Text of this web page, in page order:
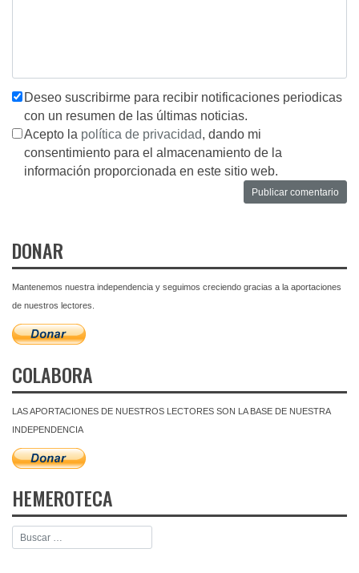
Deseo suscribirme para recibir notificaciones periodicas
con un resumen de las últimas noticias.
Acepto la política de privacidad, dando mi
consentimiento para el almacenamiento de la
información proporcionada en este sitio web.
DONAR
Mantenemos nuestra independencia y seguimos creciendo gracias a la aportaciones
de nuestros lectores.
COLABORA
LAS APORTACIONES DE NUESTROS LECTORES SON LA BASE DE NUESTRA
INDEPENDENCIA
HEMEROTECA